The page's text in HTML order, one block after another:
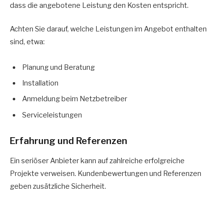
dass die angebotene Leistung den Kosten entspricht.
Achten Sie darauf, welche Leistungen im Angebot enthalten
sind, etwa:
Planung und Beratung
Installation
Anmeldung beim Netzbetreiber
Serviceleistungen
Erfahrung und Referenzen
Ein seriöser Anbieter kann auf zahlreiche erfolgreiche
Projekte verweisen. Kundenbewertungen und Referenzen
geben zusätzliche Sicherheit.